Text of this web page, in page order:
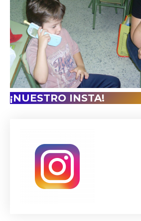
¡NUESTRO INSTA!